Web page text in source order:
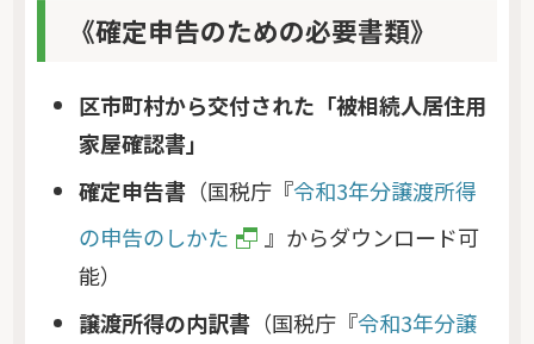
《確定申告のための必要書類》
区市町村から交付された「被相続人居住用
家屋確認書」
確定申告書 （国税庁『令和3年分譲渡所得
の申告のしかた
』からダウンロード可
能）
譲渡所得の内訳書 （国税庁『令和3年分譲